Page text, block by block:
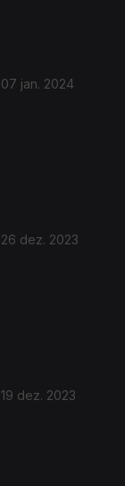
07 jan. 2024
26 dez. 2023
19 dez. 2023